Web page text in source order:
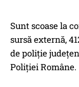
Sunt scoase la
sursă externă,
de poliție
Poliției Române.